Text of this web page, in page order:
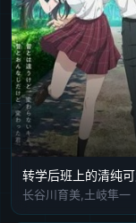
长谷川育美,土岐隼一